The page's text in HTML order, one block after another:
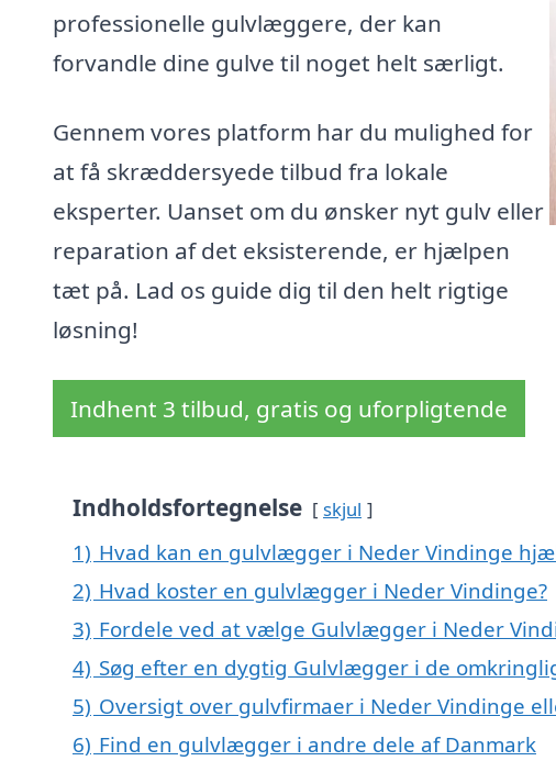
professionelle gulvlæggere, der kan
forvandle dine gulve til noget helt særligt.
Gennem vores platform har du mulighed for
at få skræddersyede tilbud fra lokale
eksperter. Uanset om du ønsker nyt gulv eller
reparation af det eksisterende, er hjælpen
tæt på. Lad os guide dig til den helt rigtige
løsning!
Indhent 3 tilbud, gratis og uforpligtende
Indholdsfortegnelse skjul
1) Hvad kan en gulvlægger i Neder Vindinge
2) Hvad koster en gulvlægger i Neder Vindinge?
3) Fordele ved at vælge Gulvlægger i Neder
4) Søg efter en dygtig Gulvlægger i de
5) Oversigt over gulvfirmaer i Neder Vindinge
6) Find en gulvlægger i andre dele af Danmark